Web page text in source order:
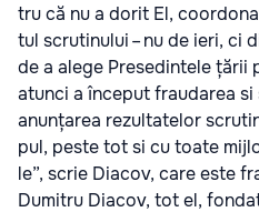
tru că nu a dorit El,
tul scru­ti­nu­lui – nu de ieri, ci
de a ale­ge Pre­se­din­te­le țării
atun­ci a înce­put fra­u­da­rea
anun­ța­rea rezul­ta­te­lor
pul, pes­te tot si cu toa­te
le”, scrie Dia­cov, care este
Dumi­tru Dia­cov, tot el,